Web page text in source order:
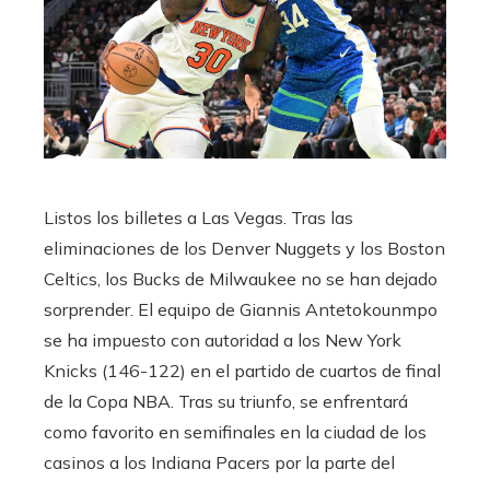
Listos los billetes a Las Vegas. Tras las
eliminaciones de los Denver Nuggets y los Boston
Celtics, los Bucks de Milwaukee no se han dejado
sorprender. El equipo de Giannis Antetokounmpo
se ha impuesto con autoridad a los New York
Knicks (146-122) en el partido de cuartos de final
de la Copa NBA. Tras su triunfo, se enfrentará
como favorito en semifinales en la ciudad de los
casinos a los Indiana Pacers por la parte del